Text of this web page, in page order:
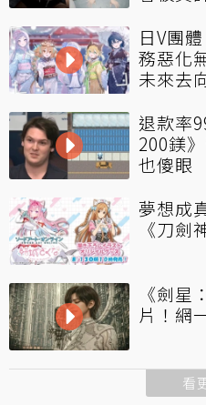
日V團
務惡化
未來去
退款率
200鎂
也傻眼
夢想成
《刀劍
《劍星
片！網
看